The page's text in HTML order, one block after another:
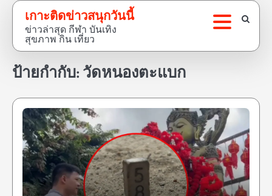
Skip
content
เกาะติดข่าวสนุกวันนี้
ข่าวล่าสุด กีฬา บันเทิง
สุขภาพ กิน เที่ยว
ป้ายกำกับ: วัดหนองตะแบก